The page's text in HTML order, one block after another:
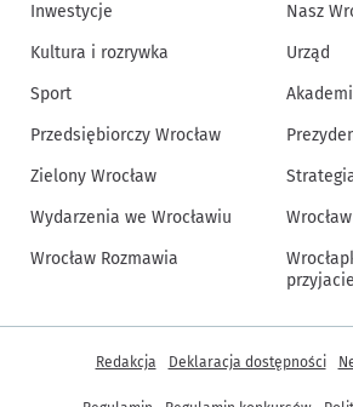
Inwestycje
Kultura i rozrywka
Sport
Przedsiębiorczy Wrocław
Zielony Wrocław
Wydarzenia we Wrocławiu
Wrocław Rozmawia
Nasz
Urząd
Inne informacje
Redakcja Deklaracja dostępności